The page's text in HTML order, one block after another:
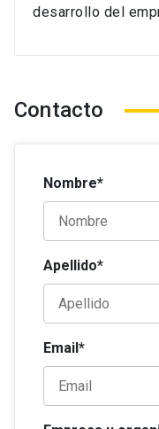
desarrollo del
Contacto
Nombre*
Apellido*
Email*